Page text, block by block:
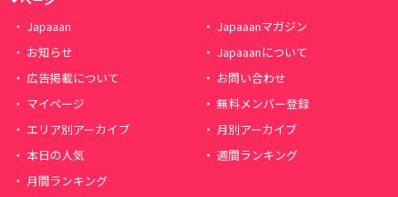
Japaaan
Japaaanマガジン
お知らせ
Japaaanについて
広告掲載について
お問い合わせ
マイページ
無料メンバー登録
エリア別アーカイブ
月別アーカイブ
本日の人気
週間ランキング
月間ランキング